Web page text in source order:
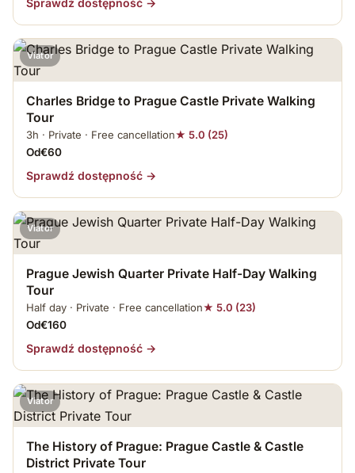
Sprawdź dostępność →
Viator
Charles Bridge to Prague Castle Private Walking
Tour
3h · Private · Free cancellation★ 5.0 (25)
Od€60
Sprawdź dostępność →
Viator
Prague Jewish Quarter Private Half-Day Walking
Tour
Half day · Private · Free cancellation★ 5.0 (23)
Od€160
Sprawdź dostępność →
Viator
The History of Prague: Prague Castle & Castle
District Private Tour